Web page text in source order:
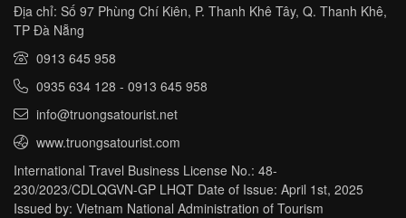
Địa chỉ: Số 97 Phùng Chí Kiên, P. Thanh Khê Tây, Q. Thanh Khê,
TP Đà Nẵng
0913 645 958
0935 634 128 - 0913 645 958
info@truongsatourist.net
www.truongsatourist.com
International Travel Business License No.: 48-
230/2023/CDLQGVN-GP LHQT Date of Issue: April 1st, 2025
Issued by: Vietnam National Administration of Tourism